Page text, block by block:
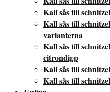
Kall sås till
Kall sås till
varianterna
Kall sås till
citrondipp
Kall sås till
Kall sås till